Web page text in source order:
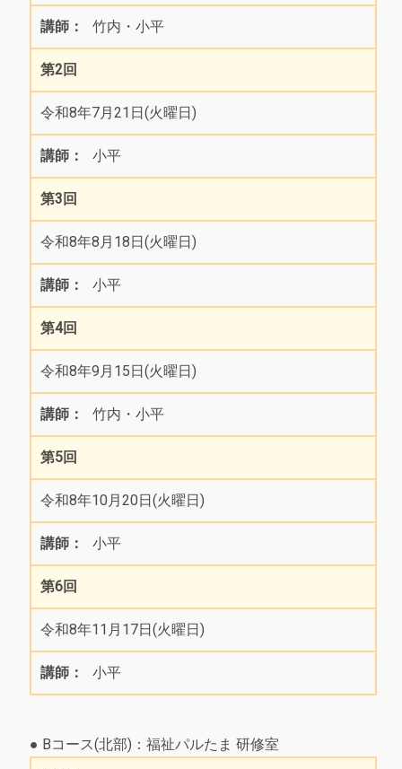
竹内・小平
第2回
令和8年7月21日(火曜日)
小平
第3回
令和8年8月18日(火曜日)
小平
第4回
令和8年9月15日(火曜日)
竹内・小平
第5回
令和8年10月20日(火曜日)
小平
第6回
令和8年11月17日(火曜日)
小平
● Bコース(北部)：福祉パルたま 研修室